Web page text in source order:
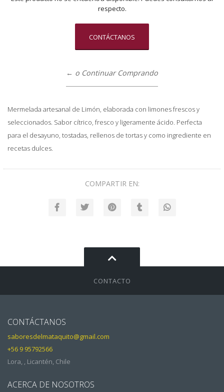
respecto.
CONTÁCTANOS
← o Continuar Comprando
Mermelada artesanal de Limón, elaborada con limones frescos y
seleccionados. Sabor cítrico, fresco y ligeramente ácido. Perfecta
para el desayuno, tostadas, rellenos de tortas y como ingrediente en
recetas dulces.
COMPARTIR EN:
CONTACTO
CONTÁCTANOS
saboresdelmataquito@gmail.com
+56 9 95792566
Lora, , Licantén, Chile
ACERCA DE NOSOTROS